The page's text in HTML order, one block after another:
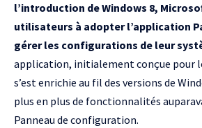
l’introduction de Windows 8,
utilisateurs à adopter l’application
gérer les configurations de leur
application, initialement conçue pour
s’est enrichie au fil des versions de
plus en plus de fonctionnalités
Panneau de configuration.